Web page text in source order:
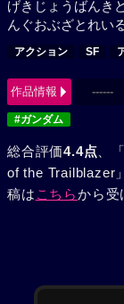
げきじょうばんき
んぐおぶざとれい
アクション SF
作品情報 ------
#ガンダム
総合評価4.4点 、
of the Trailblazer
稿は こちらから受